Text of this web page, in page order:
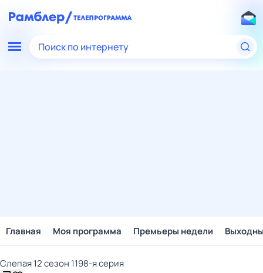
Поиск по интернету
Главная Моя программа Премьеры недели
Слепая 12 сезон 1198-я серия